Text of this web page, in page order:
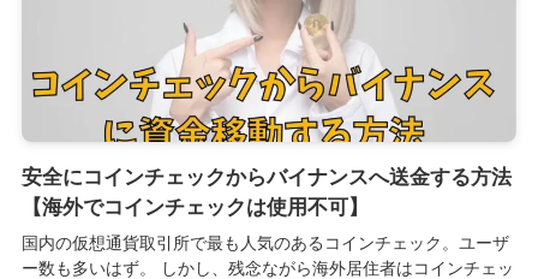
安全にコインチェックからバイナンスへ送金する方法
【海外でコインチェックは使用不可】
国内の仮想通貨取引所で最も人気のあるコインチェック。ユーザ
ー数も多いはず。 しかし、残念ながら海外居住者はコインチェッ